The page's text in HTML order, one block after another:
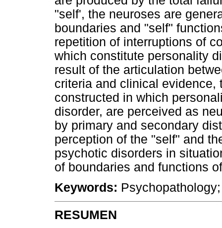
"self', the neuroses are
boundaries and "self"
repetition of interruptions of
which constitute personality
result of the articulation
criteria and clinical evidence,
constructed in which
disorder, are perceived as
by primary and secondary
perception of the "self" and
psychotic disorders in
of boundaries and functions
Keywords:
RESUMEN